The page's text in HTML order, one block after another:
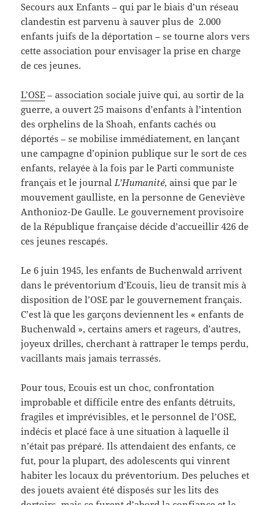
Secours aux Enfants – qui par le biais d’un réseau
clandestin est parvenu à sauver plus de 2.000
enfants juifs de la déportation – se tourne alors vers
cette association pour envisager la prise en charge
de ces jeunes.
L’OSE – association sociale juive qui, au sortir de la
guerre, a ouvert 25 maisons d’enfants à l’intention
des orphelins de la Shoah, enfants cachés ou
déportés – se mobilise immédiatement, en lançant
une campagne d’opinion publique sur le sort de ces
enfants, relayée à la fois par le Parti communiste
français et le journalL’Humanité, ainsi que par le
mouvement gaulliste, en la personne de Geneviève
Anthonioz-De Gaulle. Le gouvernement provisoire
de la République française décide d’accueillir 426 de
ces jeunes rescapés.
Le 6 juin 1945, les enfants de Buchenwald arrivent
dans le préventorium d’Ecouis, lieu de transit mis à
disposition de l’OSE par le gouvernement français.
C’est là que les garçons deviennent les « enfants de
Buchenwald », certains amers et rageurs, d’autres,
joyeux drilles, cherchant à rattraper le temps perdu,
vacillants mais jamais terrassés.
Pour tous, Ecouis est un choc, confrontation
improbable et difficile entre des enfants détruits,
fragiles et imprévisibles, et le personnel de l’OSE,
indécis et placé face à une situation à laquelle il
n’était pas préparé. Ils attendaient des enfants, ce
fut, pour la plupart, des adolescents qui vinrent
habiter les locaux du préventorium. Des peluches et
des jouets avaient été disposés sur les lits des